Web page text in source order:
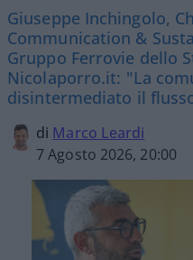
Giuseppe Inchingolo,
Communication &
Gruppo Ferrovie dello
Nicolaporro.it: "La
disintermediato il
di Marco Leardi
7 Agosto 2026, 20:00